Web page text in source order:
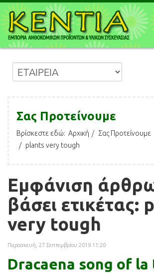
Σας Προτείνουμε
Βρίσκεστε εδώ: Αρχική
Σας Προτείνουμε
plants very tough
Εμφάνιση
βάσει ετικέτας:
very tough
Παρασκευή, 27 Σεπτεμβρίου 2019 11:20
Dracaena song of